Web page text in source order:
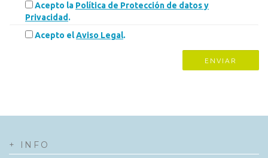
Acepto la Política de Protección de datos y
Privacidad .
Acepto elAviso Legal.
+ INFO